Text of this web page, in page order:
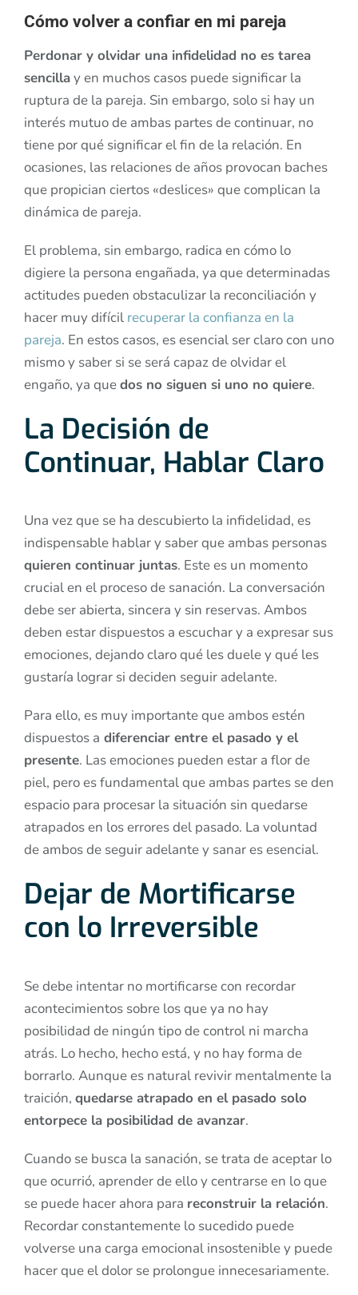
Cómo volver a confiar en mi pareja
Perdonar y olvidar una infidelidad no es tarea
sencillay en muchos casos puede significar la
ruptura de la pareja. Sin embargo, solo si hay un
interés mutuo de ambas partes de continuar, no
tiene por qué significar el fin de la relación. En
ocasiones, las relaciones de años provocan baches
que propician ciertos «deslices» que complican la
dinámica de pareja.
El problema, sin embargo, radica en cómo lo
digiere la persona engañada, ya que determinadas
actitudes pueden obstaculizar la reconciliación y
hacer muy difícil recuperar la confianza en la
pareja. En estos casos, es esencial ser claro con uno
mismo y saber si se será capaz de olvidar el
engaño, ya quedos no siguen si uno no quiere.
La Decisión de
Continuar, Hablar Claro
Una vez que se ha descubierto la infidelidad, es
indispensable hablar y saber que ambas personas
quieren continuar juntas. Este es un momento
crucial en el proceso de sanación. La conversación
debe ser abierta, sincera y sin reservas. Ambos
deben estar dispuestos a escuchar y a expresar sus
emociones, dejando claro qué les duele y qué les
gustaría lograr si deciden seguir adelante.
Para ello, es muy importante que ambos estén
dispuestos a diferenciar entre el pasado y el
presente. Las emociones pueden estar a flor de
piel, pero es fundamental que ambas partes se den
espacio para procesar la situación sin quedarse
atrapados en los errores del pasado. La voluntad
de ambos de seguir adelante y sanar es esencial.
Dejar de Mortificarse
con lo Irreversible
Se debe intentar no mortificarse con recordar
acontecimientos sobre los que ya no hay
posibilidad de ningún tipo de control ni marcha
atrás. Lo hecho, hecho está, y no hay forma de
borrarlo. Aunque es natural revivir mentalmente la
traición, quedarse atrapado en el pasado solo
entorpece la posibilidad de avanzar.
Cuando se busca la sanación, se trata de aceptar lo
que ocurrió, aprender de ello y centrarse en lo que
se puede hacer ahora para reconstruir la relación.
Recordar constantemente lo sucedido puede
volverse una carga emocional insostenible y puede
hacer que el dolor se prolongue innecesariamente.